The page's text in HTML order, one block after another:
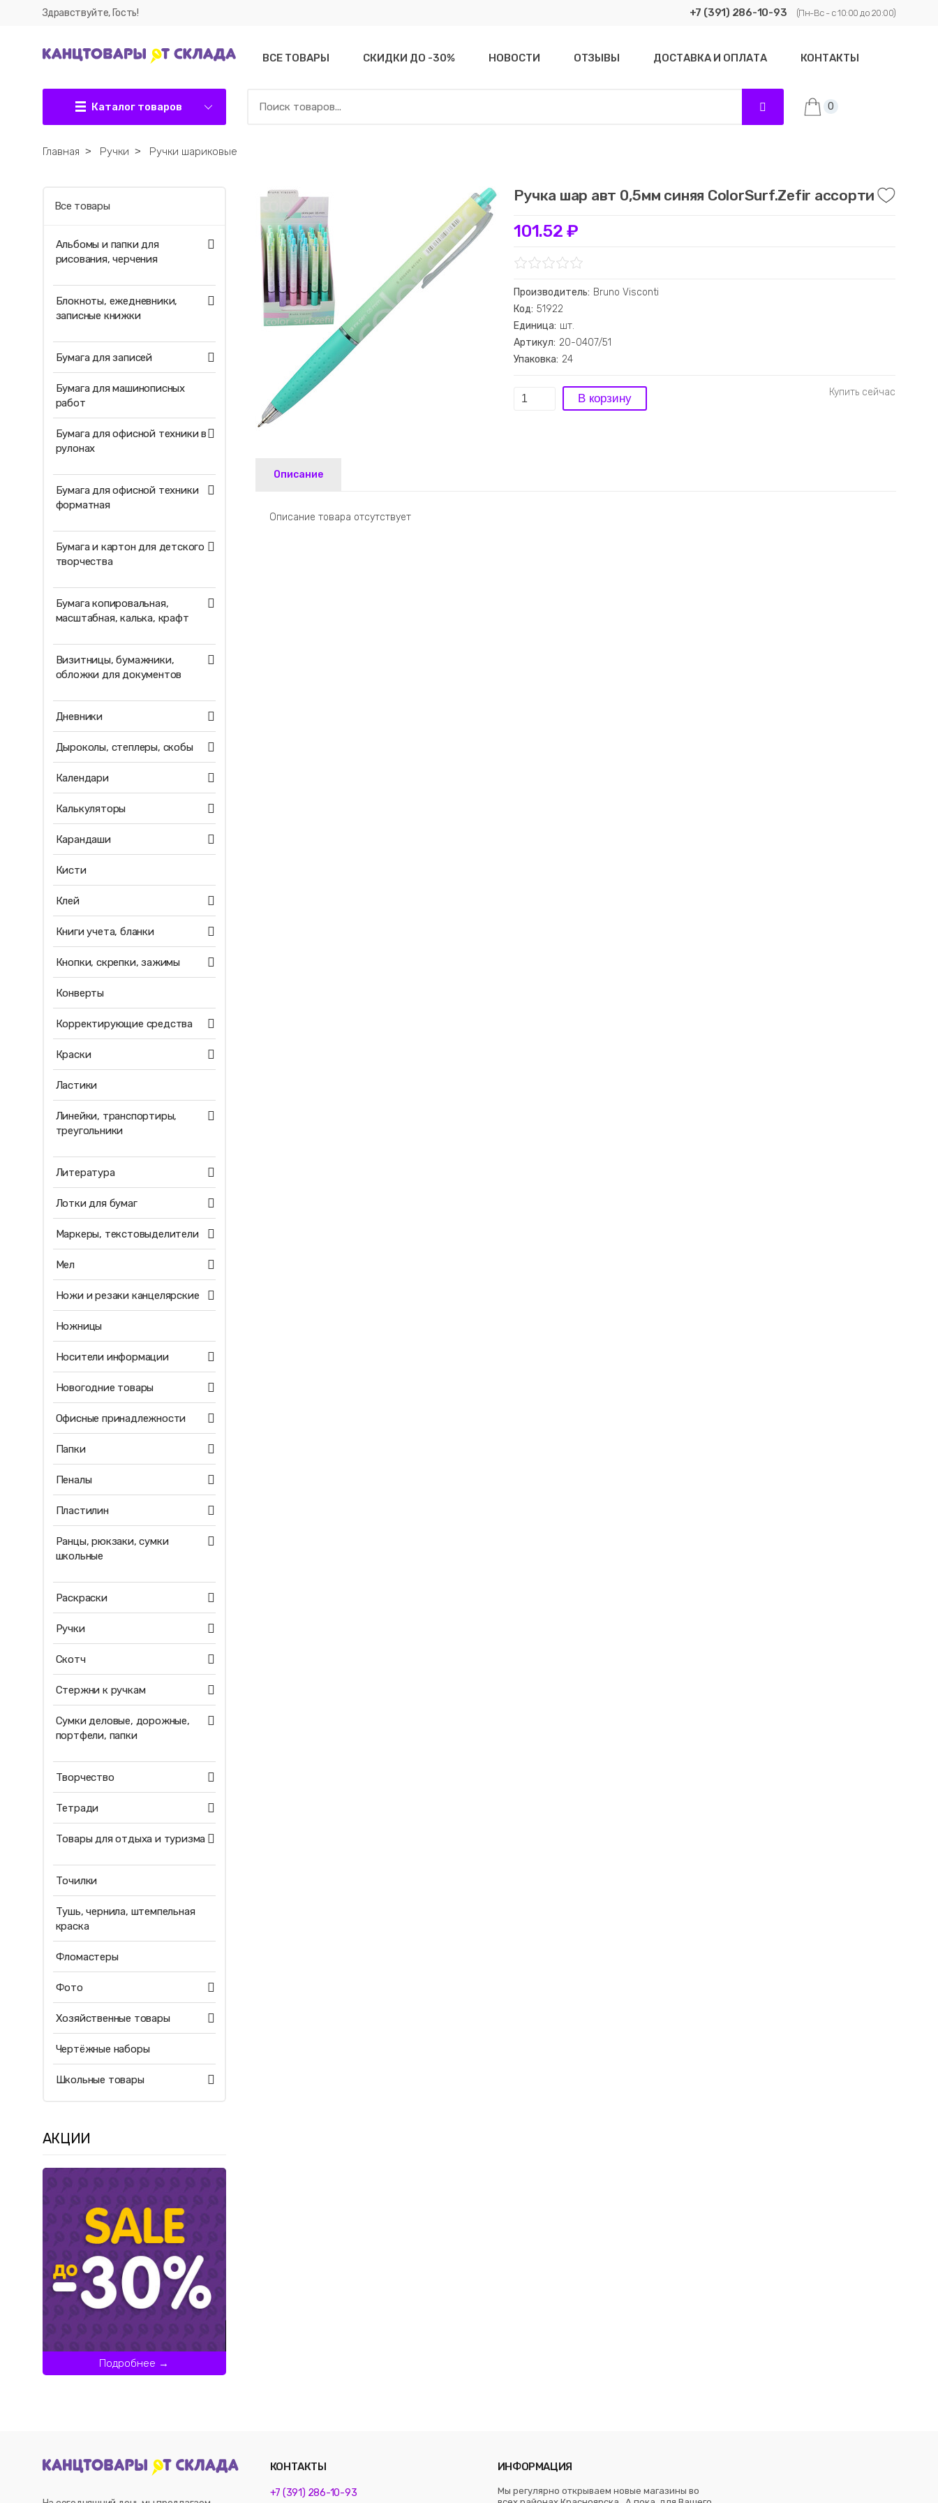
Здравствуйте, Гость! +7 (391) 286-10-93 (Пн-Вс - с 10:00 до 20:00)
Каталог товаров
ВСЕ ТОВАРЫ СКИДКИ ДО -30% НОВОСТИ ОТЗЫВЫ ДОСТАВКА И ОПЛАТА КОНТАКТЫ
0
Главная ˃ Ручки ˃ Ручки шариковые
Ручка шар авт 0,5мм синяя ColorSurf.Zefir ассорти
101.52 ₽
Производитель: Bruno Visconti
Код: 51922
Единица: шт.
Артикул: 20-0407/51
Упаковка: 24
Описание
Описание товара отсутствует
Все товары
Альбомы и папки для
рисования, черчения
Блокноты, ежедневники,
записные книжки
Бумага для записей
Бумага для машинописных
работ
Бумага для офисной техники в
рулонах
Бумага для офисной техники
форматная
Бумага и картон для детского
творчества
Бумага копировальная,
масштабная, калька, крафт
Визитницы, бумажники,
обложки для документов
Дневники
Дыроколы, степлеры, скобы
Календари
Калькуляторы
Карандаши
Кисти
Клей
Книги учета, бланки
Кнопки, скрепки, зажимы
Конверты
Корректирующие средства
Краски
Ластики
Линейки, транспортиры,
треугольники
Литература
Лотки для бумаг
Маркеры, текстовыделители
Мел
Ножи и резаки канцелярские
Ножницы
Носители информации
Новогодние товары
Офисные принадлежности
Папки
Пеналы
Пластилин
Ранцы, рюкзаки, сумки
школьные
Раскраски
Ручки
Скотч
Стержни к ручкам
Сумки деловые, дорожные,
портфели, папки
Творчество
Тетради
Товары для отдыха и туризма
Точилки
Тушь, чернила, штемпельная
краска
Фломастеры
Фото
Хозяйственные товары
Чертёжные наборы
Школьные товары
АКЦИИ
Подробнее →
КОНТАКТЫ
+7 (391) 286-10-93
ИНФОРМАЦИЯ
Мы регулярно открываем новые магазины во